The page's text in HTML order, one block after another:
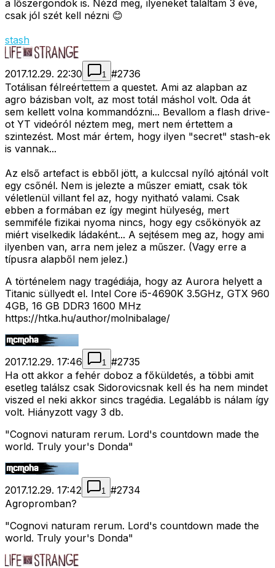
a lőszergondok is. Nézd meg, ilyeneket találtam 3 éve,
csak jól szét kell nézni 😊
stash
2017.12.29. 22:30 1 #2736
Totálisan félreértettem a questet. Ami az alapban az
agro bázisban volt, az most totál máshol volt. Oda át
sem kellett volna kommandózni... Bevallom a flash drive-
ot YT videóról néztem meg, mert nem értettem a
szintezést. Most már értem, hogy ilyen "secret" stash-ek
is vannak...
Az első artefact is ebből jött, a kulccsal nyíló ajtónál volt
egy csőnél. Nem is jelezte a műszer emiatt, csak tök
véletlenül villant fel az, hogy nyitható valami. Csak
ebben a formában ez így megint hülyeség, mert
semmiféle fizikai nyoma nincs, hogy egy csőkönyök az
miért viselkedik ládaként... A sejtésem meg az, hogy ami
ilyenben van, arra nem jelez a műszer. (Vagy erre a
típusra alapből nem jelez.)
A történelem nagy tragédiája, hogy az Aurora helyett a
Titanic süllyedt el. Intel Core i5-4690K 3.5GHz, GTX 960
4GB, 16 GB DDR3 1600 MHz
https://htka.hu/author/molnibalage/
2017.12.29. 17:46 1 #2735
Ha ott akkor a fehér doboz a főküldetés, a többi amit
esetleg találsz csak Sidorovicsnak kell és ha nem mindet
viszed el neki akkor sincs tragédia. Legalább is nálam így
volt. Hiányzott vagy 3 db.
"Cognovi naturam rerum. Lord's countdown made the
world. Truly your's Donda"
2017.12.29. 17:42 1 #2734
Agropromban?
"Cognovi naturam rerum. Lord's countdown made the
world. Truly your's Donda"